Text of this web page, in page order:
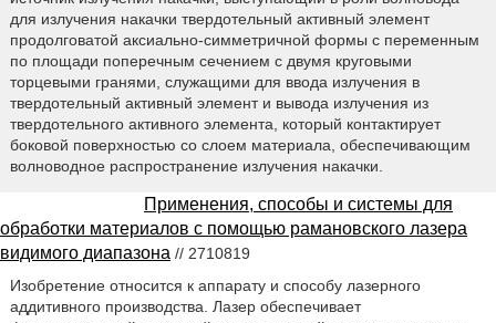
для излучения накачки твердотельный активный элемент
продолговатой аксиально-симметричной формы с переменным
по площади поперечным сечением с двумя круговыми
торцевыми гранями, служащими для ввода излучения в
твердотельный активный элемент и вывода излучения из
твердотельного активного элемента, который контактирует
боковой поверхностью со слоем материала, обеспечивающим
волноводное распространение излучения накачки.
Применения, способы и системы для
обработки материалов с помощью рамановского лазера
видимого диапазона // 2710819
Изобретение относится к аппарату и способу лазерного
аддитивного производства. Лазер обеспечивает